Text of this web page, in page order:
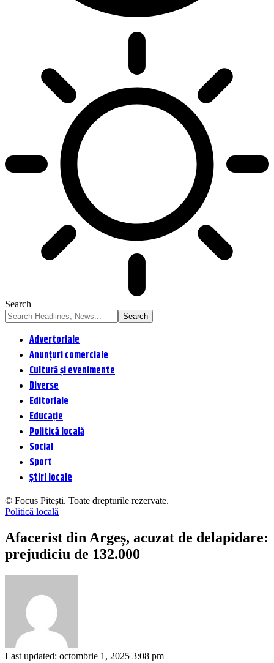
Search
Advertoriale
Anunțuri comerciale
Cultură și evenimente
Diverse
Editoriale
Educație
Politică locală
Social
Sport
Știri locale
© Focus Pitești. Toate drepturile rezervate.
Politică locală
Afacerist din Argeș, acuzat de delapidare:
prejudiciu de 132.000
Last updated: octombrie 1, 2025 3:08 pm